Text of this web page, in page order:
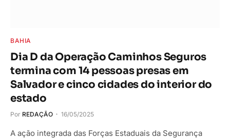
BAHIA
Dia D da Operação Caminhos Seguros
termina com 14 pessoas presas em
Salvador e cinco cidades do interior do
estado
Por REDAÇÃO 16/05/2025
A ação integrada das Forças Estaduais da Segurança